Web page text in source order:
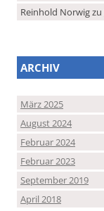
Reinhold Norwigzu
ARCHIV
März 2025
August 2024
Februar 2024
Februar 2023
September 2019
April 2018